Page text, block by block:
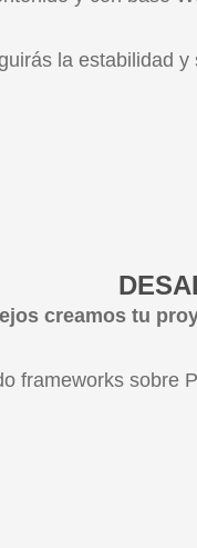
la estabilidad
creamos tu
frameworks sobre